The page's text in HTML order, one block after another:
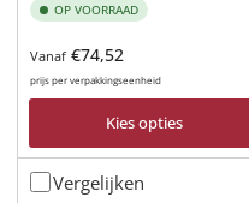
OP VOORRAAD
Normale
prijs
Vanaf €74,52
prijs per verpakkingseenheid
Kies opties
Vergelijken